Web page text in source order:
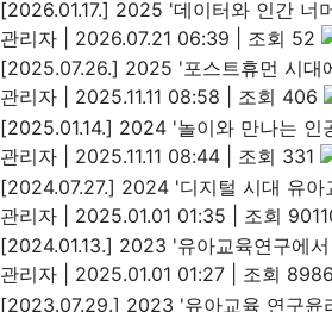
[2026.01.17.] 2025 '데이터와 인간 너
관리자
2026.07.21 06:39
조회 52
[2025.07.26.] 2025 '포스트휴먼 시대
관리자
2025.11.11 08:58
조회 406
[2025.01.14.] 2024 '놀이와 만나는 인
관리자
2025.11.11 08:44
조회 331
[2024.07.27.] 2024 '디지털 시대 유아
관리자
2025.01.01 01:35
조회
[2024.01.13.] 2023 '유아교육연구에
관리자
2025.01.01 01:27
조회
[2023.07.29.] 2023 '유아교육 연구윤